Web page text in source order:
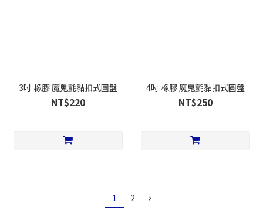
3吋 橡膠 魔鬼氈黏扣式圓盤
NT$220
4吋 橡膠 魔鬼氈黏扣式圓盤
NT$250
1 2